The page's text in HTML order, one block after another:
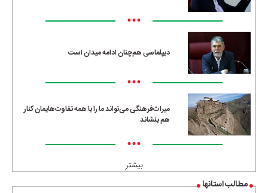
•••
دیپلماسی هم‌چنان ادامه میدان است
•••
میراث‌فرهنگی می‌تواند ما را با همه تفاوت‌هایمان کنار
هم بنشاند
•••
بیشتر
مطالب استانها